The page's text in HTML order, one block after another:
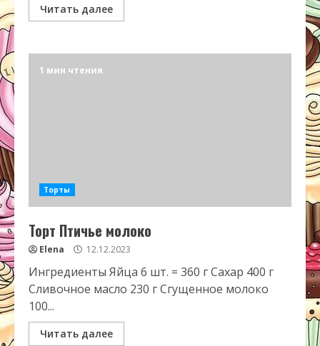
Читать далее
1 мин чтения
Торты
Торт Птичье молоко
Elena 12.12.2023
Ингредиенты Яйца 6 шт. = 360 г Сахар 400 г
Сливочное масло 230 г Сгущенное молоко
100...
Читать далее